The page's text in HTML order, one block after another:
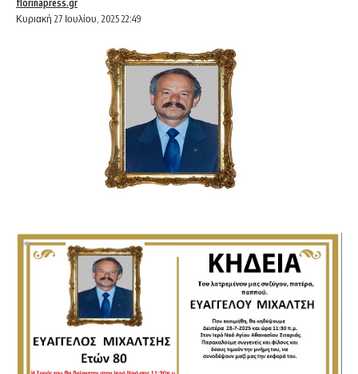
Κυριακή 27 Ιουλίου, 2025 22:49
florinapress.gr